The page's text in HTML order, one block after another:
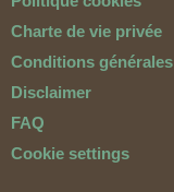
Charte de vie privée
Conditions générales
Disclaimer
FAQ
Cookie settings